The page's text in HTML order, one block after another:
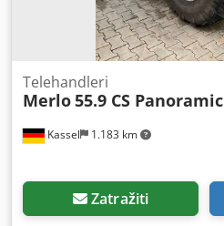
Kassel 1.183 km
Telehandleri
Merlo55.9 CS Panoramic
Zatražiti